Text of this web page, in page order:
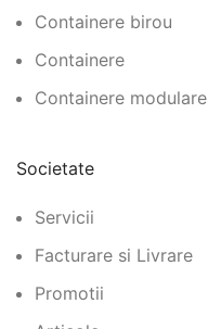
Containere birou
Containere
Containere modulare
Societate
Servicii
Facturare si Livrare
Promotii